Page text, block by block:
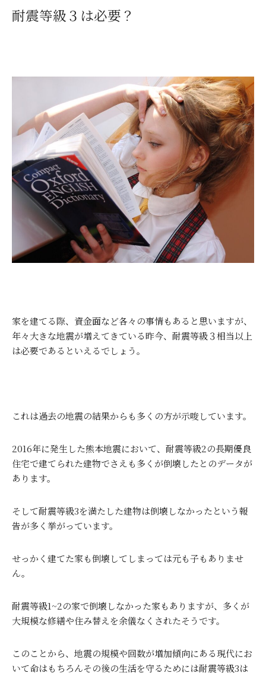
耐震等級３は必要？
家を建てる際、資金面など各々の事情もあると思いますが、
年々大きな地震が増えてきている昨今、耐震等級３相当以上
は必要であるといえるでしょう。
これは過去の地震の結果からも多くの方が示唆しています。
2016年に発生した熊本地震において、耐震等級2の長期優良
住宅で建てられた建物でさえも多くが倒壊したとのデータが
あります。
そして耐震等級3を満たした建物は倒壊しなかったという報
告が多く挙がっています。
せっかく建てた家も倒壊してしまっては元も子もありませ
ん。
耐震等級1~2の家で倒壊しなかった家もありますが、多くが
大規模な修繕や住み替えを余儀なくされたそうです。
このことから、地震の規模や回数が増加傾向にある現代にお
いて命はもちろんその後の生活を守るためには耐震等級3は